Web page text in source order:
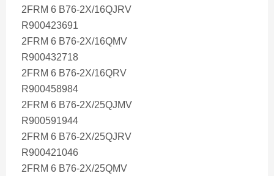
2FRM 6 B76-2X/16QJRV
R900423691
2FRM 6 B76-2X/16QMV
R900432718
2FRM 6 B76-2X/16QRV
R900458984
2FRM 6 B76-2X/25QJMV
R900591944
2FRM 6 B76-2X/25QJRV
R900421046
2FRM 6 B76-2X/25QMV